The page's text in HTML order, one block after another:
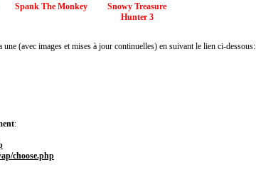
Spank The Monkey
Snowy Treasure
Hunter 3
(avec images et mises à jour continuelles) en suivant le lien ci-dessous:
:
choose.php